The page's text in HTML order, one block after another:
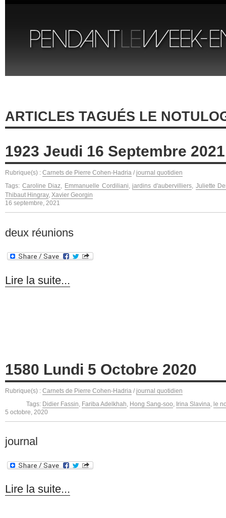
ARTICLES TAGUÉS LE
1923 Jeudi 16 Septembre 2021
Rubrique(s) : Carnets de Pierre Cohen-Hadria / journal quotidien
Tags: Caroline Diaz, Emmanuelle Cordiliani,jardins d'aubervilliers, Juliette
Thibaut Hingray, Xavier Georgin
16 septembre, 2021
deux réunions
Lire la suite...
1580 Lundi 5 Octobre 2020
Rubrique(s) : Carnets de Pierre Cohen-Hadria / journal quotidien
Tags: Didier Fassin Fariba Adelkhah Hong Sang-soo Irina Slavina le
5 octobre, 2020
journal
Lire la suite...